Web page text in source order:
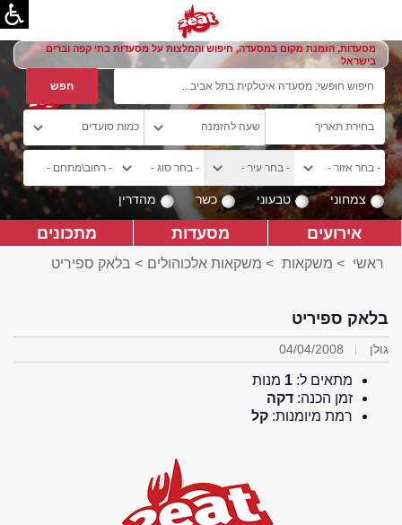
מסעדות, הזמנת מקום במסעדה, חיפוש והמלצות על מסעדות בתי קפה וברים
בישראל
צמחוני טבעוני כשר מהדרין
אירועים מסעדות מתכונים
ראשי > משקאות > משקאות אלכוהולים > בלאק ספיריט
בלאק ספיריט
גולן 04/04/2008
מתאים ל: 1 מנות
זמן הכנה: דקה
רמת מיומנות: קל